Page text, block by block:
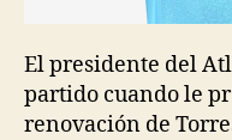
El presidente del
partido cuando le
renovación de